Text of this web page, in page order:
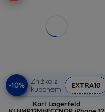
-10%
Zniżka z
kuponem
EXTRA10
Karl Lagerfeld